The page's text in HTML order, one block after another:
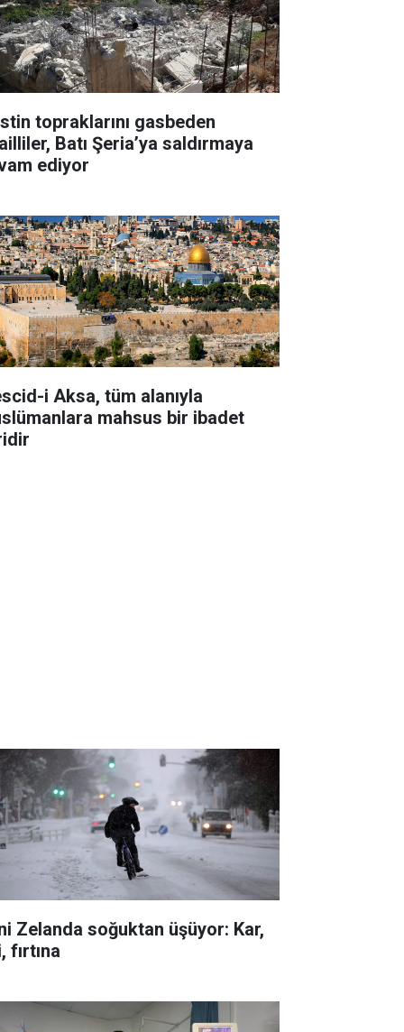
topraklarını gasbeden
Batı Şeria’ya saldırmaya
ediyor
i Aksa, tüm alanıyla
mahsus bir ibadet
Zelanda soğuktan üşüyor: Kar,
fırtına